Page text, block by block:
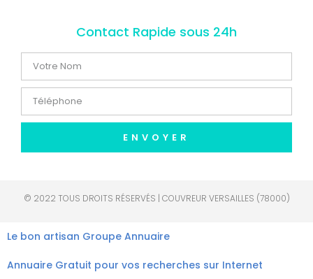
Contact Rapide sous 24h
ENVOYER
© 2022 TOUS DROITS RÉSERVÉS | COUVREUR VERSAILLES (78000)
Le bon artisan Groupe Annuaire
Annuaire Gratuit pour vos recherches sur Internet